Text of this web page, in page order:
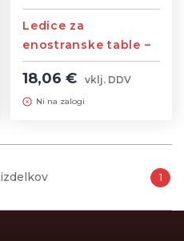
Ledice za
enostranske table –
AZLCW160
18,06 € vklj. DDV
Ni na zalogi
izdelkov 1